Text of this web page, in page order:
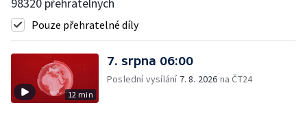
Pouze přehratelné díly
12 min
7. srpna 06:00
Poslední vysílání 7. 8. 2026 na ČT24